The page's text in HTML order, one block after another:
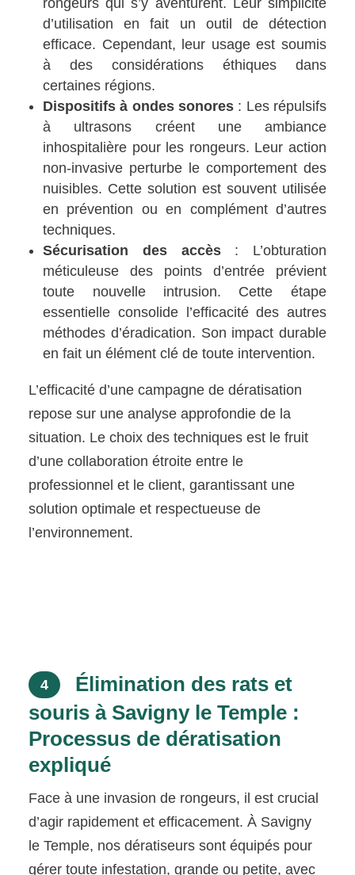
rongeurs qui s’y aventurent. Leur simplicité
d’utilisation en fait un outil de détection
efficace. Cependant, leur usage est soumis
à des considérations éthiques dans
certaines régions.
Dispositifs à ondes sonores : Les répulsifs
à ultrasons créent une ambiance
inhospitalière pour les rongeurs. Leur action
non-invasive perturbe le comportement des
nuisibles. Cette solution est souvent utilisée
en prévention ou en complément d’autres
techniques.
Sécurisation des accès: L’obturation
méticuleuse des points d’entrée prévient
toute nouvelle intrusion. Cette étape
essentielle consolide l’efficacité des autres
méthodes d’éradication. Son impact durable
en fait un élément clé de toute intervention.
L’efficacité d’une campagne de dératisation
repose sur une analyse approfondie de la
situation. Le choix des techniques est le fruit
d’une collaboration étroite entre le
professionnel et le client, garantissant une
solution optimale et respectueuse de
l’environnement.
4
Élimination des rats et
souris à Savigny le Temple :
Processus de dératisation
expliqué
Face à une invasion de rongeurs, il est crucial
d’agir rapidement et efficacement. À Savigny
le Temple, nos dératiseurs sont équipés pour
gérer toute infestation, grande ou petite, avec